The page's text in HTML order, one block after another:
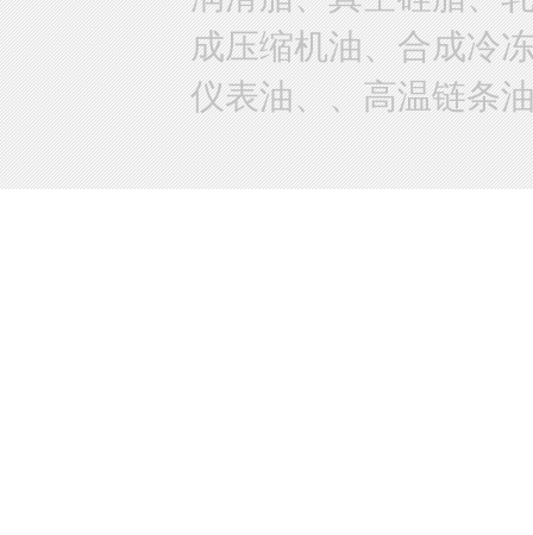
成压缩机油、合成冷
仪表油、、高温链条